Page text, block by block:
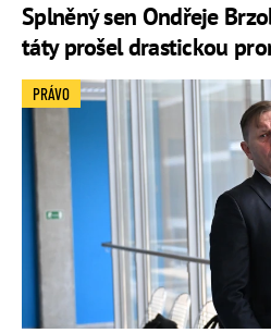
Splněný sen Ondřeje
táty prošel drastickou
PRÁVO